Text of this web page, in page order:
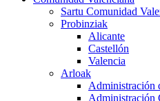
Sartu Comunidad
Probinziak
Alicante
Castellón
Valencia
Arloak
Administración
Administración